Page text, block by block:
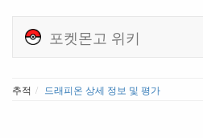
포켓몬고 위키
추적 드래피온 상세 정보 및 평가